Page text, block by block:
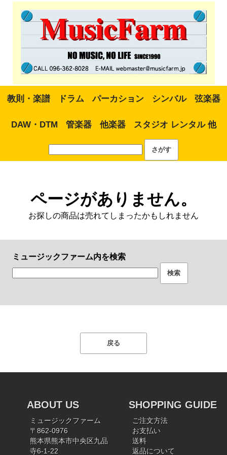
教則・楽譜 ドラム パーカション シンバル 弦楽器
DAW・DTM 管楽器 他楽器 スタジオ レンタル 他
ページがありません。
お探しの商品は売れてしまったかもしれません
ミュージックファーム内を検索
ABOUT US
ミュージックファーム
〒862-0976
熊本県熊本市中央区九品
寺6-1-22
SHOPPING GUIDE
ご注文方法
お支払い
送料
返品について